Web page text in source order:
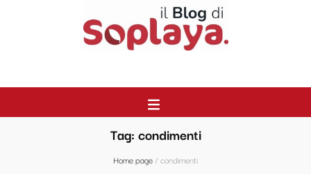
Tag: condimenti
Home page/condimenti